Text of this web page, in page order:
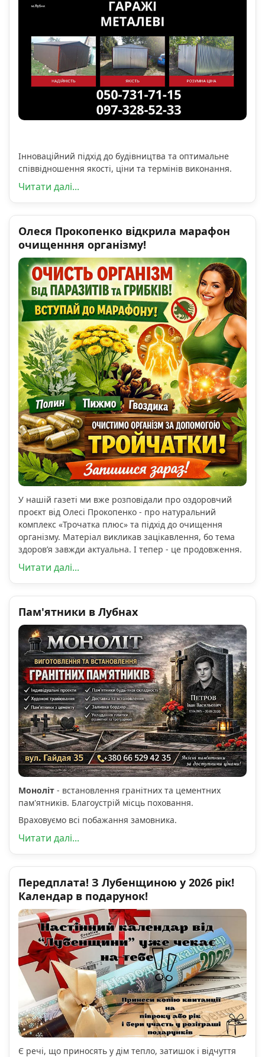
Інноваційний підхід до будівництва та оптимальне
співвідношення якості, ціни та термінів виконання.
Читати далі...
Олеся Прокопенко відкрила марафон
очищенння організму!
У нашій газеті ми вже розповідали про оздоровчий
проєкт від Олесі Прокопенко - про натуральний
комплекс «Трочатка плюс» та підхід до очищення
організму. Матеріал викликав зацікавлення, бо тема
здоров’я завжди актуальна. І тепер - це продовження.
Читати далі...
Пам'ятники в Лубнах
Моноліт - встановлення гранітних та цементних
пам'ятників. Благоустрій місць поховання.
Враховуємо всі побажання замовника.
Читати далі...
Передплата! З Лубенщиною у 2026 рік!
Календар в подарунок!
Є речі, що приносять у дім тепло, затишок і відчуття